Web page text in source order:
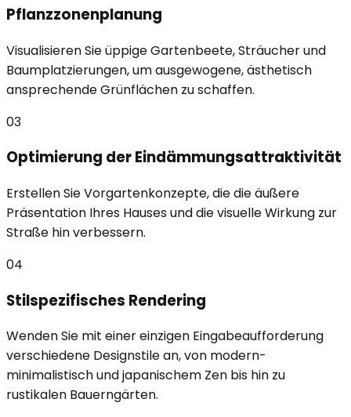
Pflanzzonenplanung
Visualisieren Sie üppige Gartenbeete, Sträucher und
Baumplatzierungen, um ausgewogene, ästhetisch
ansprechende Grünflächen zu schaffen.
03
Optimierung der Eindämmungsattraktivität
Erstellen Sie Vorgartenkonzepte, die die äußere
Präsentation Ihres Hauses und die visuelle Wirkung zur
Straße hin verbessern.
04
Stilspezifisches Rendering
Wenden Sie mit einer einzigen Eingabeaufforderung
verschiedene Designstile an, von modern-
minimalistisch und japanischem Zen bis hin zu
rustikalen Bauerngärten.